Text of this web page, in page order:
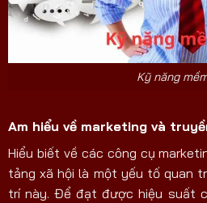
Kỹ năng
Am hiểu về marketing và
Hiểu biết về các công cụ
tảng xã hội là một yếu tố quan
trí này. Để đạt được hiệu suất